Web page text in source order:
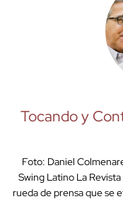
Tocando y
Foto: Daniel
Swing Latino La
rueda de prensa que se